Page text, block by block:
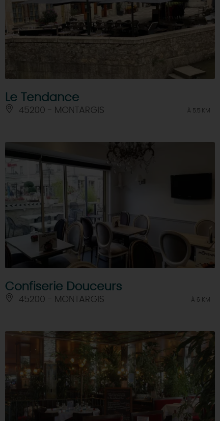
Le Tendance
45200 - MONTARGIS À 5.5 KM
Confiserie Douceurs
45200 - MONTARGIS À 6 KM